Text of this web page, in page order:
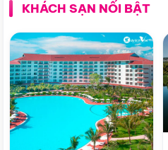
KHÁCH SẠN NỔI BẬT